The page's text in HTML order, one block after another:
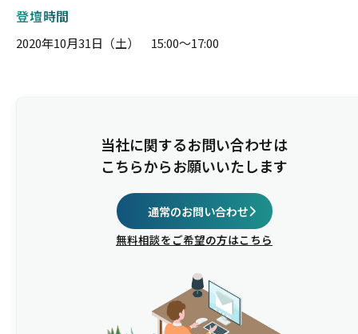
登壇時間
2020年10月31日（土） 15:00〜17:00
当社に関するお問い合わせは
こちらからお願いいたします
通常のお問い合わせ
無料相談をご希望の方はこちら